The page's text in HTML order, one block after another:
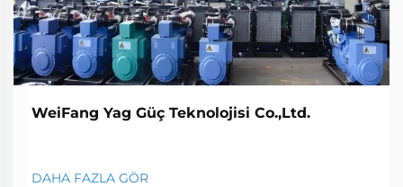
WeiFang Yag Güç Teknolojisi Co.,Ltd.
DAHA FAZLA GÖR